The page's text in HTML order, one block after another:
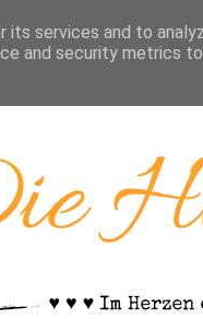
services and to
and security metrics